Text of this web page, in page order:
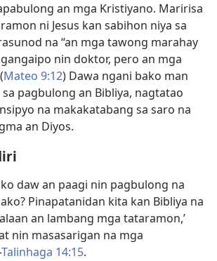
an mga Kristiyano. Maririsa
ni Jesus kan sabihon niya sa
na “an mga tawong marahay
nin doktor, pero an mga
Mateo 9:12) Dawa ngani bako man
pagbulong an Bibliya, nagtatao
na makakatabang sa saro na
an Diyos.
daw an paagi nin pagbulong na
Pinapatanidan kita kan Bibliya na
an lambang mga tataramon,’
nin masasarigan na mga
Talinhaga 14:15.